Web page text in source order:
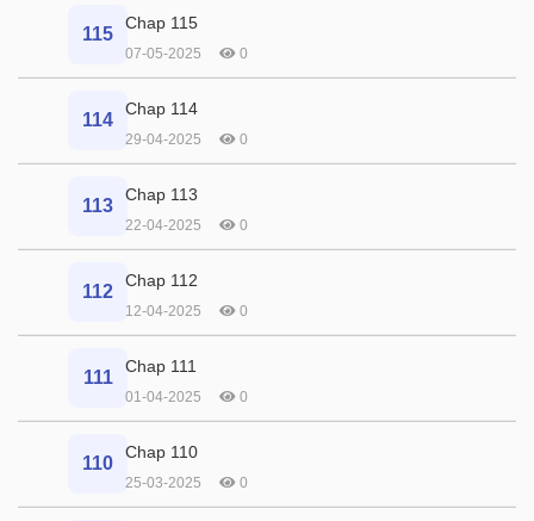
115
Chap 115
07-05-2025 0
114
Chap 114
29-04-2025 0
113
Chap 113
22-04-2025 0
112
Chap 112
12-04-2025 0
111
Chap 111
01-04-2025 0
110
Chap 110
25-03-2025 0